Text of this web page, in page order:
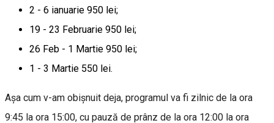
2 - 6 ianuarie 950 lei;
19 - 23 Februarie 950 lei;
26 Feb - 1 Martie 950 lei;
1 - 3 Martie 550 lei.
Așa cum v-am obișnuit deja, programul va fi zilnic de la ora
9:45 la ora 15:00, cu pauză de prânz de la ora 12:00 la ora